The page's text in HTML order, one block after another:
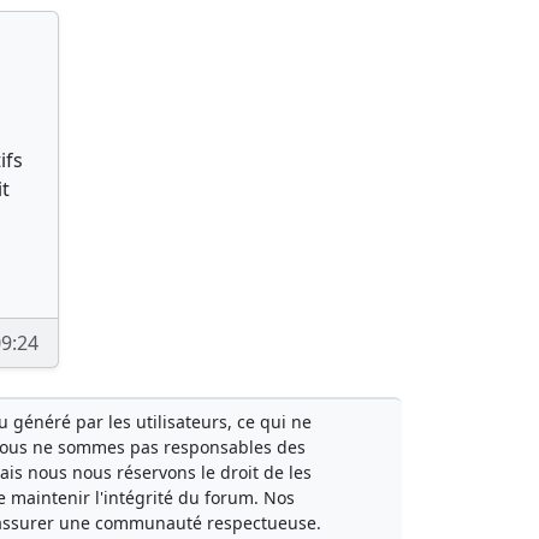
généré par les utilisateurs, ce qui ne
ne sommes pas responsables des
nous nous réservons le droit de les
maintenir l'intégrité du forum. Nos
une communauté respectueuse.